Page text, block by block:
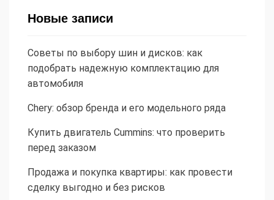
Новые записи
Советы по выбору шин и дисков: как
подобрать надежную комплектацию для
автомобиля
Chery: обзор бренда и его модельного ряда
Купить двигатель Cummins: что проверить
перед заказом
Продажа и покупка квартиры: как провести
сделку выгодно и без рисков